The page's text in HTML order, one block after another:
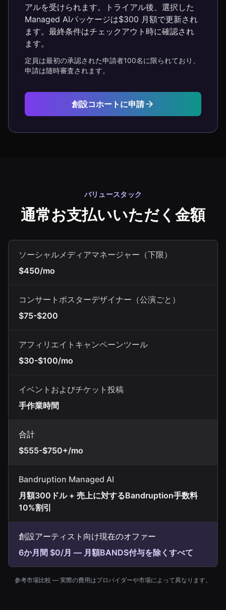
アルを受けられます。トライアル後、選択した
Managed AIパッケージは$300 月額で更新され
ます。最終条件はチェックアウト時に確認され
ます。
定員は最初の承認された申請者100名に限られており、
申請は随時審査されます。
創設コホートに申請
バリュースタック
通常お支払いいただく金額
ソーシャルメディアマネージャー（下限）
$450/mo
コンサートポスターデザイナー（公演ごと）
$75-$200
アフィリエイトキャンペーンツール
$30-$100/mo
イベントおよびチケット投稿
手作業時間
合計
$555-$750+/mo
Bandruption Managed AI
月額300ドル + 売上に対するBandruption手数料
10%割引
創設アーティスト向け現在のオファー
6か月間 $0/月 — 月額BANDS付与を除くすべて
参考市場比較 — 実際の費用はプロバイダーや市場によって異なります。